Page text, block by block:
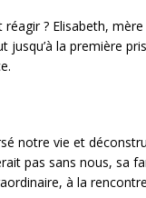
? Elisabeth,
la première
notre vie et
pas sans nous, sa
à la